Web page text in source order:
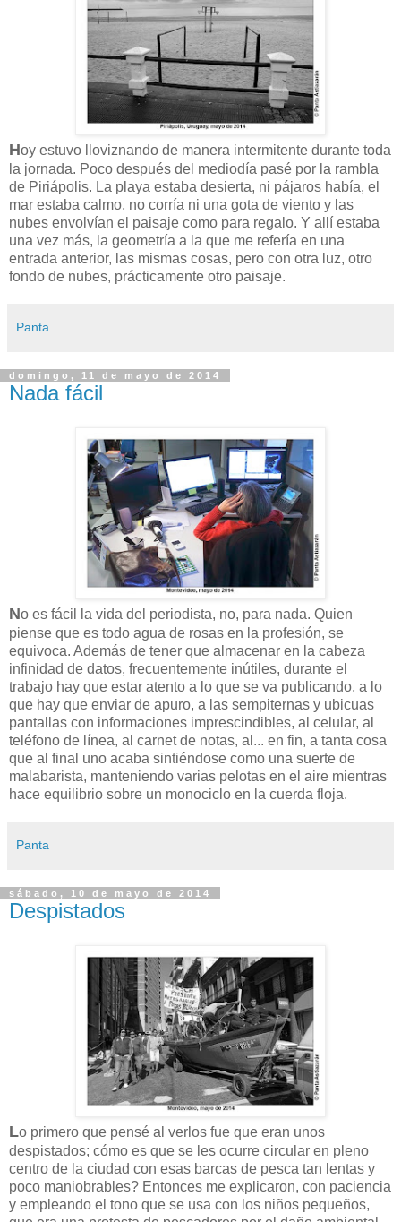
Hoy estuvo lloviznando de manera intermitente durante toda
la jornada. Poco después del mediodía pasé por la rambla
de Piriápolis. La playa estaba desierta, ni pájaros había, el
mar estaba calmo, no corría ni una gota de viento y las
nubes envolvían el paisaje como para regalo. Y allí estaba
una vez más, la geometría a la que me refería en una
entrada anterior, las mismas cosas, pero con otra luz, otro
fondo de nubes, prácticamente otro paisaje.
Panta
domingo, 11 de mayo de 2014
Nada fácil
No es fácil la vida del periodista, no, para nada. Quien
piense que es todo agua de rosas en la profesión, se
equivoca. Además de tener que almacenar en la cabeza
infinidad de datos, frecuentemente inútiles, durante el
trabajo hay que estar atento a lo que se va publicando, a lo
que hay que enviar de apuro, a las sempiternas y ubicuas
pantallas con informaciones imprescindibles, al celular, al
teléfono de línea, al carnet de notas, al... en fin, a tanta cosa
que al final uno acaba sintiéndose como una suerte de
malabarista, manteniendo varias pelotas en el aire mientras
hace equilibrio sobre un monociclo en la cuerda floja.
Panta
sábado, 10 de mayo de 2014
Despistados
Lo primero que pensé al verlos fue que eran unos
despistados; cómo es que se les ocurre circular en pleno
centro de la ciudad con esas barcas de pesca tan lentas y
poco maniobrables? Entonces me explicaron, con paciencia
y empleando el tono que se usa con los niños pequeños,